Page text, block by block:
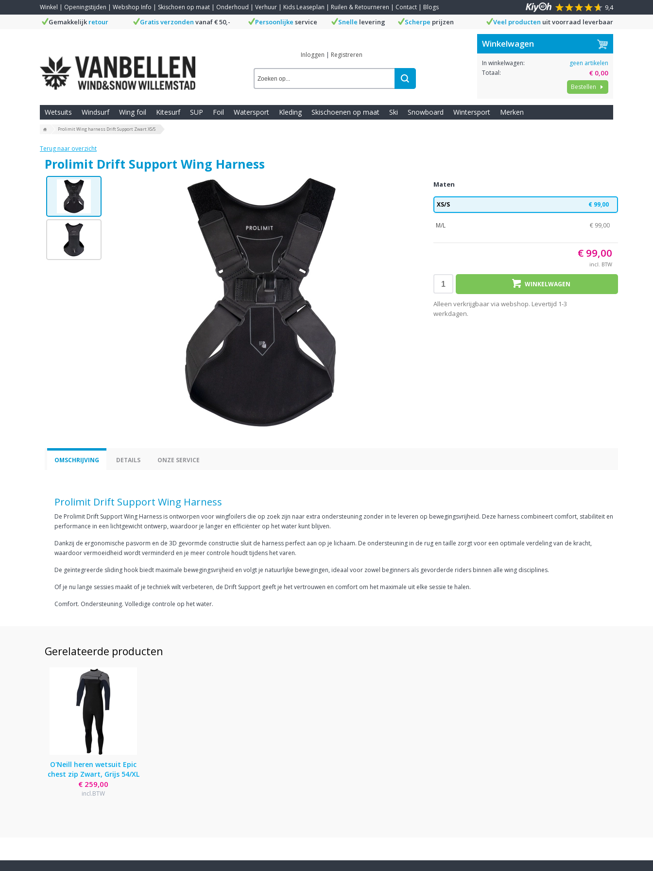
Winkel | Openingstijden | Webshop Info | Skischoen op maat | Onderhoud | Verhuur | Kids Leaseplan | Ruilen & Retourneren | Contact | Blogs
9,4
Gemakkelijk retour Gratis verzonden vanaf € 50,- Persoonlijke service Snelle levering Scherpe prijzen Veel producten uit voorraad leverbaar
Inloggen | Registreren
Winkelwagen
In winkelwagen:
geen artikelen
Totaal:
€ 0,00
Bestellen
Wetsuits Windsurf Wing foil Kitesurf SUP Foil Watersport Kleding Skischoenen op maat Ski Snowboard Wintersport Merken
Prolimit Wing harness Drift Support Zwart XS/S
Terug naar overzicht
Prolimit Drift Support Wing Harness
Maten
XS/S € 99,00
M/L € 99,00
€ 99,00
incl. BTW
WINKELWAGEN
Alleen verkrijgbaar via webshop. Levertijd 1-3
werkdagen.
OMSCHRIJVING DETAILS ONZE SERVICE
Prolimit Drift Support Wing Harness
De Prolimit Drift Support Wing Harness is ontworpen voor wingfoilers die op zoek zijn naar extra ondersteuning zonder in te leveren op bewegingsvrijheid. Deze harness combineert comfort, stabiliteit en
performance in een lichtgewicht ontwerp, waardoor je langer en efficiënter op het water kunt blijven.
Dankzij de ergonomische pasvorm en de 3D gevormde constructie sluit de harness perfect aan op je lichaam. De ondersteuning in de rug en taille zorgt voor een optimale verdeling van de kracht,
waardoor vermoeidheid wordt verminderd en je meer controle houdt tijdens het varen.
De geïntegreerde sliding hook biedt maximale bewegingsvrijheid en volgt je natuurlijke bewegingen, ideaal voor zowel beginners als gevorderde riders binnen alle wing disciplines.
Of je nu lange sessies maakt of je techniek wilt verbeteren, de Drift Support geeft je het vertrouwen en comfort om het maximale uit elke sessie te halen.
Comfort. Ondersteuning. Volledige controle op het water.
Gerelateerde producten
O'Neill heren wetsuit Epic
chest zip Zwart, Grijs 54/XL
€ 259,00
incl.BTW